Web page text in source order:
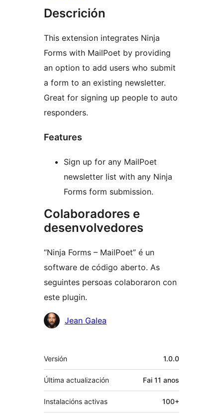
Descrición
This extension integrates Ninja
Forms with MailPoet by providing
an option to add users who submit
a form to an existing newsletter.
Great for signing up people to auto
responders.
Features
Sign up for any MailPoet
newsletter list with any Ninja
Forms form submission.
Colaboradores e
desenvolvedores
“Ninja Forms – MailPoet” é un
software de código aberto. As
seguintes persoas colaboraron con
este plugin.
Colaboradores
Jean Galea
Meta
Versión 1.0.0
Última actualización Fai 11 anos
Instalacións activas 100+